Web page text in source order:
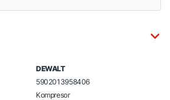
DEWALT
5902013958406
Kompresor